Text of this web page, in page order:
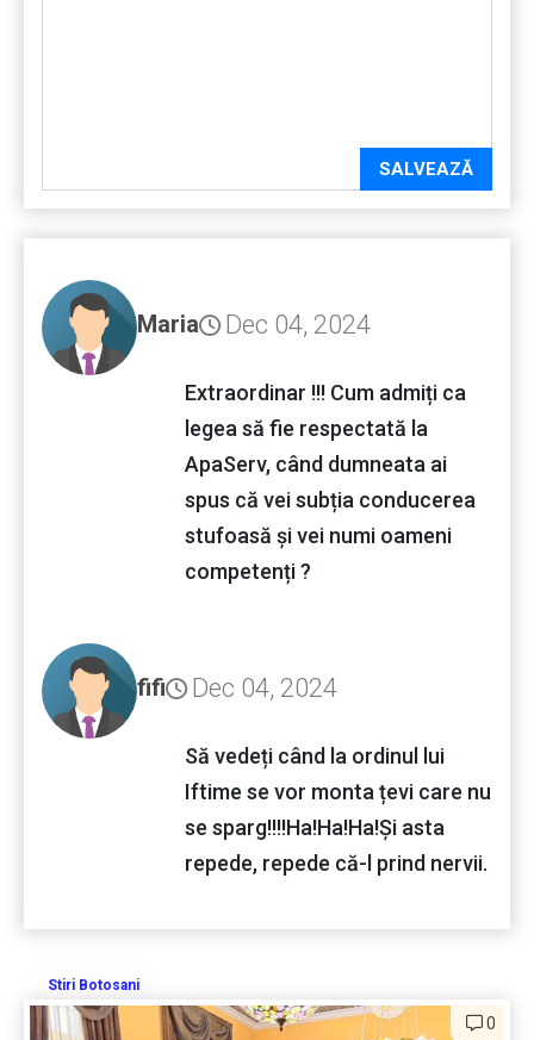
SALVEAZĂ
Maria Dec 04, 2024
Extraordinar !!! Cum admiți ca
legea să fie respectată la
ApaServ, când dumneata ai
spus că vei subția conducerea
stufoasă și vei numi oameni
competenți ?
fifi Dec 04, 2024
Să vedeți când la ordinul lui
Iftime se vor monta țevi care nu
se sparg!!!!Ha!Ha!Ha!Și asta
repede, repede că-l prind nervii.
Stiri Botosani
0